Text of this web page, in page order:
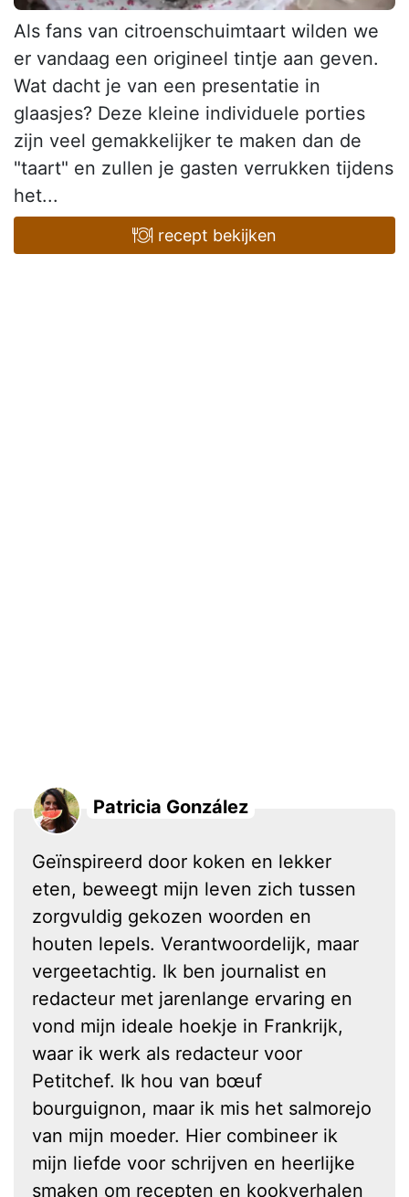
Als fans van citroenschuimtaart wilden we
er vandaag een origineel tintje aan geven.
Wat dacht je van een presentatie in
glaasjes? Deze kleine individuele porties
zijn veel gemakkelijker te maken dan de
"taart" en zullen je gasten verrukken tijdens
het...
recept bekijken
Patricia González
Geïnspireerd door koken en lekker
eten, beweegt mijn leven zich tussen
zorgvuldig gekozen woorden en
houten lepels. Verantwoordelijk, maar
vergeetachtig. Ik ben journalist en
redacteur met jarenlange ervaring en
vond mijn ideale hoekje in Frankrijk,
waar ik werk als redacteur voor
Petitchef. Ik hou van bœuf
bourguignon, maar ik mis het salmorejo
van mijn moeder. Hier combineer ik
mijn liefde voor schrijven en heerlijke
smaken om recepten en kookverhalen